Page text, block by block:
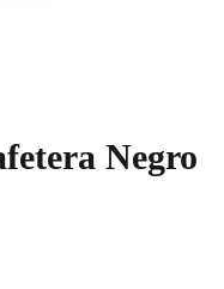
Negro